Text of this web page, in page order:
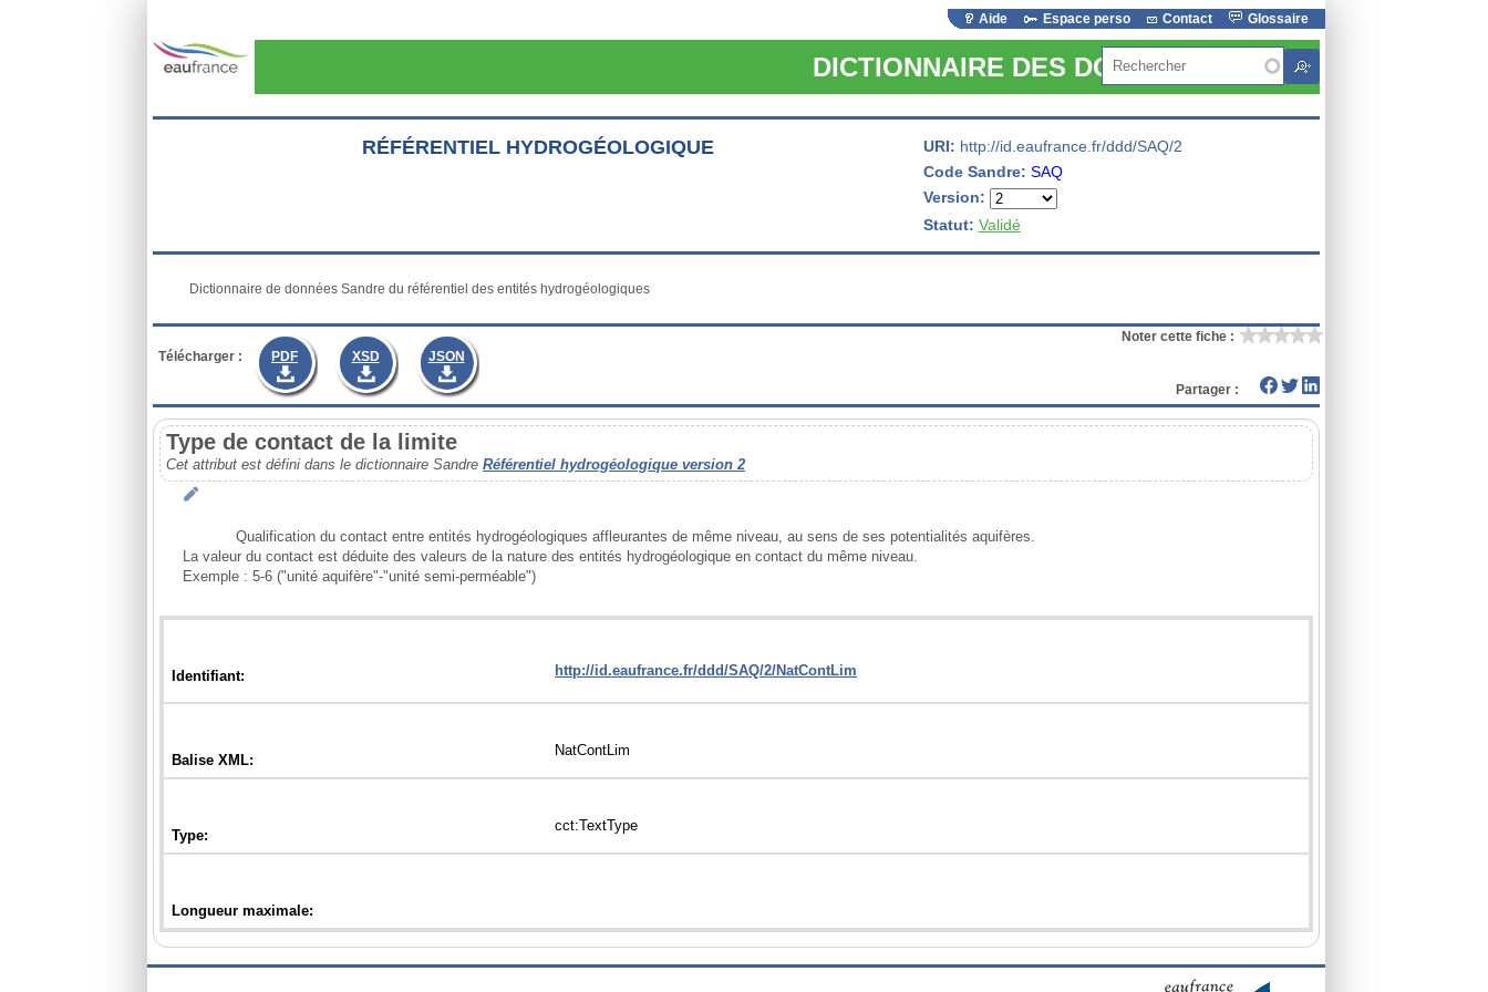
Aide Espace perso Contact Glossaire
Rechercher
DICTIONNAIRE DES DONNEES
RÉFÉRENTIEL HYDROGÉOLOGIQUE URI: http://id.eaufrance.fr/ddd/SAQ/2
Code Sandre: SAQ
Version:
Statut: Validé
Noter cette fiche :
Partager :
Télécharger : PDF XSD JSON
Type de contact de la limite
Cet attribut est défini dans le dictionnaire SandreRéférentiel hydrogéologique version 2
            Qualification du contact entre entités hydrogéologiques affleurantes de même niveau, au sens de ses potentialités aquifères.
La valeur du contact est déduite des valeurs de la nature des entités hydrogéologique en contact du même niveau.
Exemple : 5-6 ("unité aquifère"-"unité semi-perméable")